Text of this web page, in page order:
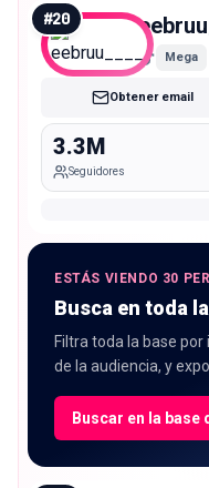
#20
Mega
Obtener email
3.3M
Seguidores
ESTÁS VIENDO 30
Busca en toda
Filtra toda la base
de la audiencia, y
Buscar en la base